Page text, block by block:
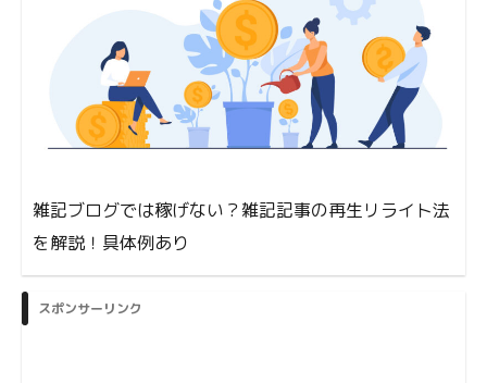
雑記ブログでは稼げない？雑記記事の再生リライト法
を解説！具体例あり
スポンサーリンク